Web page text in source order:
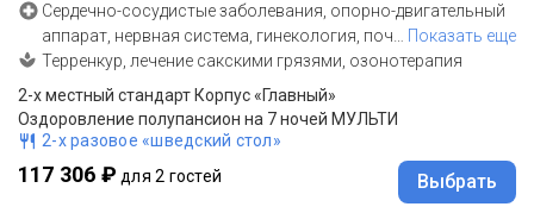
Сердечно-сосудистые заболевания, опорно-двигательный
аппарат, нервная система, гинекология, поч… Показать еще
Терренкур, лечение сакскими грязями, озонотерапия
2-x местный стандарт Корпус «Главный»
Оздоровление полупансион на 7 ночей МУЛЬТИ
2-х разовое «шведский стол»
117 306 ₽ для 2 гостей Выбрать